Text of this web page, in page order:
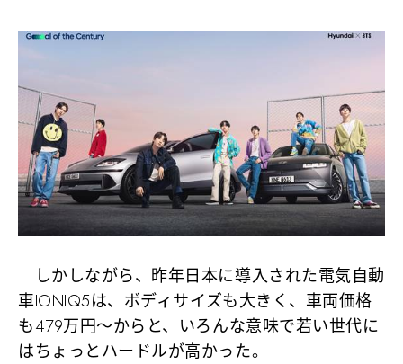
しかしながら、昨年日本に導入された電気自動
車IONIQ5は、ボディサイズも大きく、車両価格
も479万円〜からと、いろんな意味で若い世代に
はちょっとハードルが高かった。